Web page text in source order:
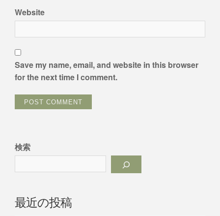
Website
Save my name, email, and website in this browser
for the next time I comment.
検索
最近の投稿